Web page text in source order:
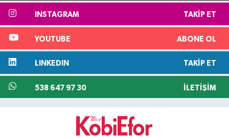
INSTAGRAM TAKIP ET
YOUTUBE ABONE OL
LINKEDIN TAKIP ET
538 647 97 30 İLETIŞIM